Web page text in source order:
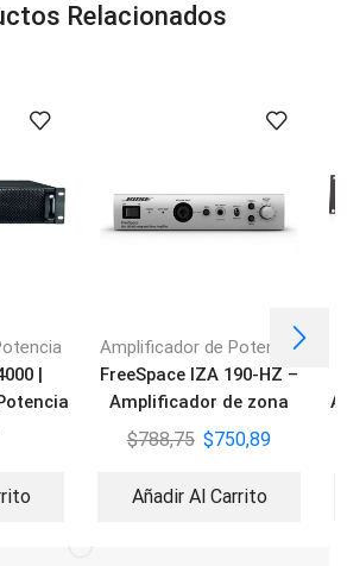
Relacionados
|
Amplificador de Potencia
FreeSpace IZA 190-HZ –
Amplificador de zona
integrado
$788,75 $750,89
Añadir Al Carrito